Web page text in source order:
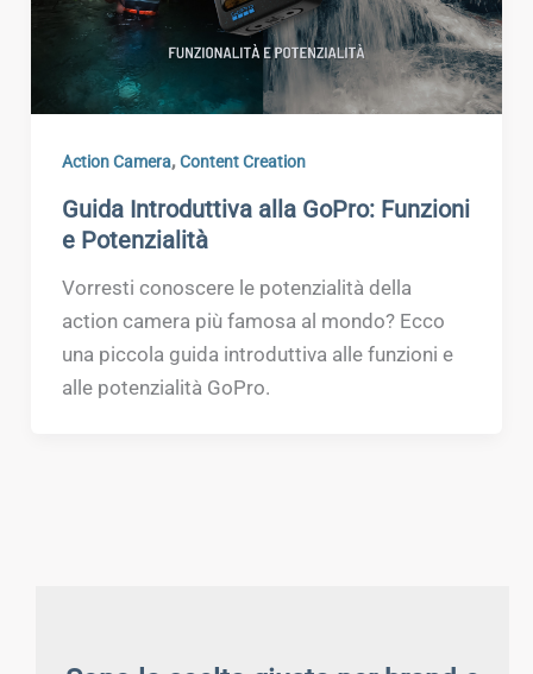
Action Camera,Content Creation
Guida Introduttiva alla GoPro: Funzioni
e Potenzialità
Vorresti conoscere le potenzialità della
action camera più famosa al mondo? Ecco
una piccola guida introduttiva alle funzioni e
alle potenzialità GoPro.